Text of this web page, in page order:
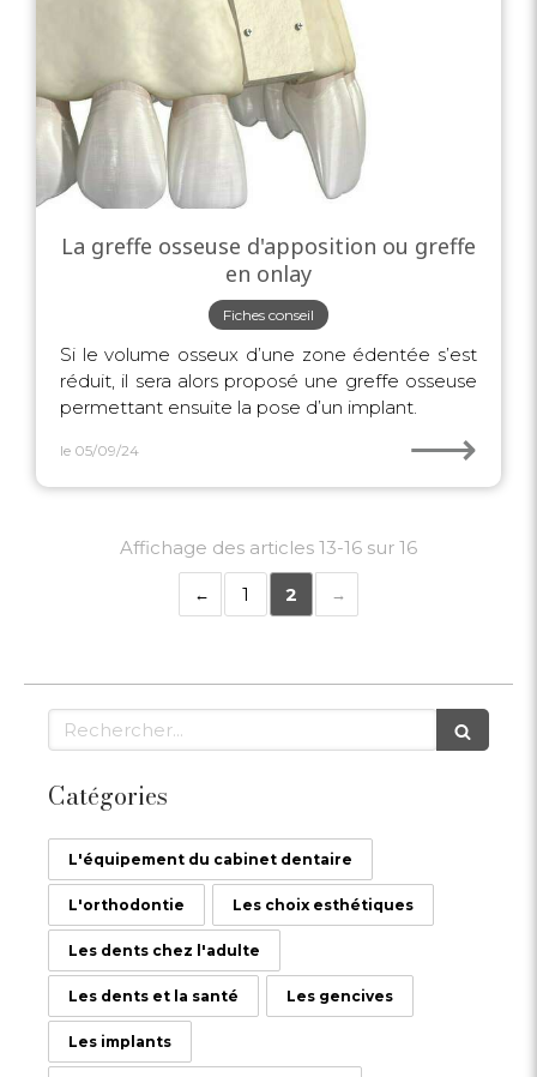
La greffe osseuse d'apposition ou greffe
en onlay
Fiches conseil
Si le volume osseux d’une zone édentée s’est
réduit, il sera alors proposé une greffe osseuse
permettant ensuite la pose d’un implant.
le 05/09/24 ⟶
Affichage des articles 13-16 sur 16
1 2
Rechercher
Catégories
L'équipement du cabinet dentaire
L'orthodontie Les choix esthétiques
Les dents chez l'adulte
Les dents et la santé Les gencives
Les implants